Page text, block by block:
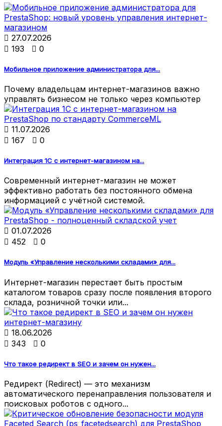
 27.07.2026
 193  0
Мобильное приложение администратора для...
Почему владельцам интернет-магазинов важно
управлять бизнесом не только через компьютер
 11.07.2026
 167  0
Интеграция 1С с интернет-магазином на...
Современный интернет-магазин не может
эффективно работать без постоянного обмена
информацией с учётной системой.
 01.07.2026
 452  0
Модуль «Управление несколькими складами» для...
Интернет-магазин перестает быть простым
каталогом товаров сразу после появления второго
склада, розничной точки или...
 18.06.2026
 343  0
Что такое редирект в SEO и зачем он нужен...
Редирект (Redirect) — это механизм
автоматического перенаправления пользователя и
поисковых роботов с одного...